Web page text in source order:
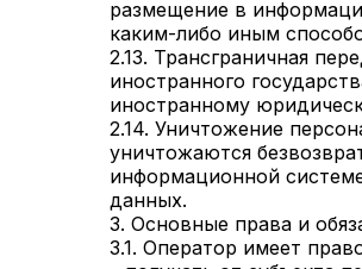
размещение в
каким-либо иным
2.13. Трансграничная
иностранного
иностранному
2.14. Уничтожение
уничтожаются
информационной
данных.
3. Основные права и
3.1. Оператор имеет